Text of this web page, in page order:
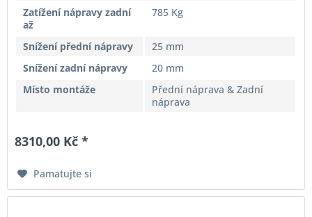
Zatížení nápravy zadní
až
785 Kg
Snížení přední nápravy
25 mm
Snížení zadní nápravy
20 mm
Místo montáže
Přední náprava & Zadní
náprava
8310,00 Kč *
Pamatujte si